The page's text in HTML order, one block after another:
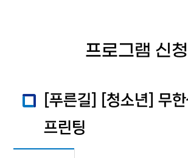
프로그램 신청
[푸른길] [청소년] 무
프린팅